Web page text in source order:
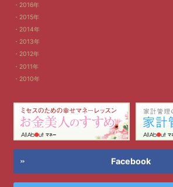
2016年
2015年
2014年
2013年
2012年
2011年
2010年
Facebook